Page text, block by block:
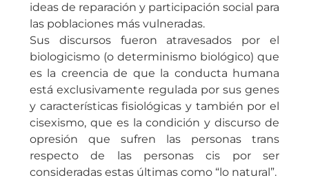
ideas de reparación y participación social para
las poblaciones más vulneradas.
Sus discursos fueron atravesados por el
biologicismo (o determinismo biológico) que
es la creencia de que la conducta humana
está exclusivamente regulada por sus genes
y características fisiológicas y también por el
cisexismo, que es la condición y discurso de
opresión que sufren las personas trans
respecto de las personas cis por ser
consideradas estas últimas como “lo natural”.